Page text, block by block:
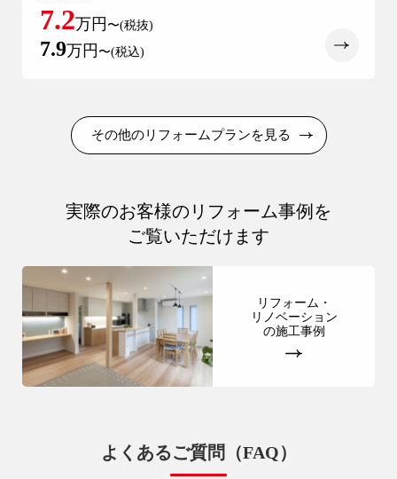
7.2万円 〜(税抜)
7.9万円 〜(税込)
その他のリフォームプランを見る
実際のお客様のリフォーム事例を
ご覧いただけます
リフォーム・
リノベーション
の施工事例
よくあるご質問（FAQ）